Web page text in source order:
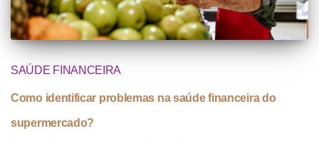
SAÚDE FINANCEIRA
Como identificar problemas na saúde financeira do
supermercado?